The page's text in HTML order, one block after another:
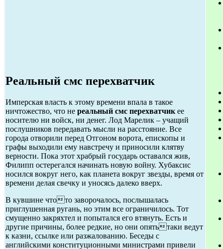
Реальный смс перехватчик
Имперская власть к этому времени впала в такое
ничтожество, что не реальный смс перехватчик ее
носителю ни войск, ни денег. Лод Марелик – учащий
послушников передавать мысли на расстояние. Все
города отворили перед Отгоном ворота, епископы и
графы выходили ему навстречу и приносили клятву
верности. Пока этот храбрый государь оставался жив,
Филипп остерегался начинать новую войну. Хубаксис
носился вокруг него, как планета вокруг звезды, время от
времени делая свечку и уносясь далеко вверх.
В кувшине чтото заворочалось, послышалась
приглушенная ругань, но этим все ограничилось. Тот
смущенно закряхтел и попытался его втянуть. Есть и
другие причины, более редкие, но они опятьтаки ведут
к казни, ссылке или разжалованию. Беседы с
английскими конституционными министрами привели